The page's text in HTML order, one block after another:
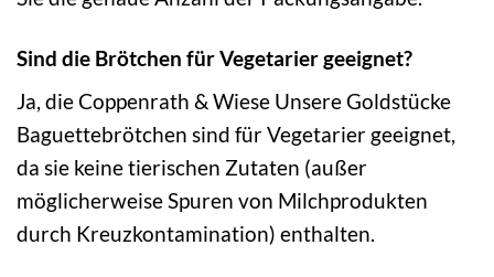
Sind die Brötchen für Vegetarier geeignet?
Ja, die Coppenrath & Wiese Unsere Goldstücke
Baguettebrötchen sind für Vegetarier geeignet,
da sie keine tierischen Zutaten (außer
möglicherweise Spuren von Milchprodukten
durch Kreuzkontamination) enthalten.